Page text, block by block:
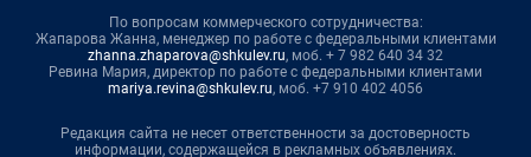
По вопросам коммерческого сотрудничества:
Жапарова Жанна, менеджер по работе с федеральными клиентами
zhanna.zhaparova@shkulev.ru, моб. + 7 982 640 34 32
Ревина Мария, директор по работе с федеральными клиентами
mariya.revina@shkulev.ru, моб. +7 910 402 4056
Редакция сайта не несет ответственности за достоверность
информации, содержащейся в рекламных объявлениях.